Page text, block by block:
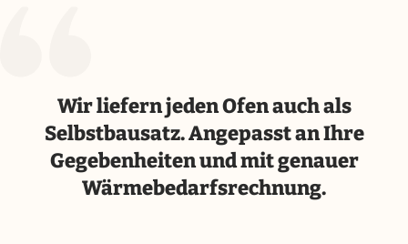
Wir liefern jeden Ofen auch als
Selbstbausatz. Angepasst an Ihre
Gegebenheiten und mit genauer
Wärmebedarfsrechnung.